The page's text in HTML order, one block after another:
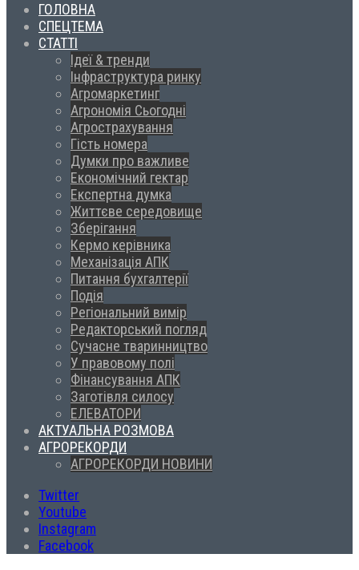
ГОЛОВНА
СПЕЦТЕМА
СТАТТІ
Ідеї & тренди
Інфраструктура ринку
Агромаркетинг
Агрономія Сьогодні
Агрострахування
Гість номера
Думки про важливе
Економічний гектар
Експертна думка
Життєве середовище
Зберігання
Кермо керівника
Механізація АПК
Питання бухгалтерії
Подія
Регіональний вимір
Редакторський погляд
Сучасне тваринництво
У правовому полі
Фінансування АПК
Заготівля силосу
ЕЛЕВАТОРИ
АКТУАЛЬНА РОЗМОВА
АГРОРЕКОРДИ
АГРОРЕКОРДИ НОВИНИ
Twitter
Youtube
Instagram
Facebook